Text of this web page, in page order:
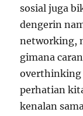
sosial juga
dengerin
networking,
gimana
overthinking
perhatian
kenalan